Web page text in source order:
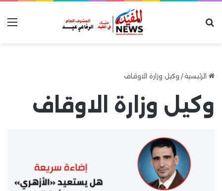
الرئيسية/ وكيل وزارة الاوقاف
وكيل وزارة الاوقاف